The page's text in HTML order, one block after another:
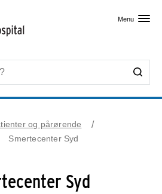
Menu
og pårørende
Smertecenter Syd
Syd